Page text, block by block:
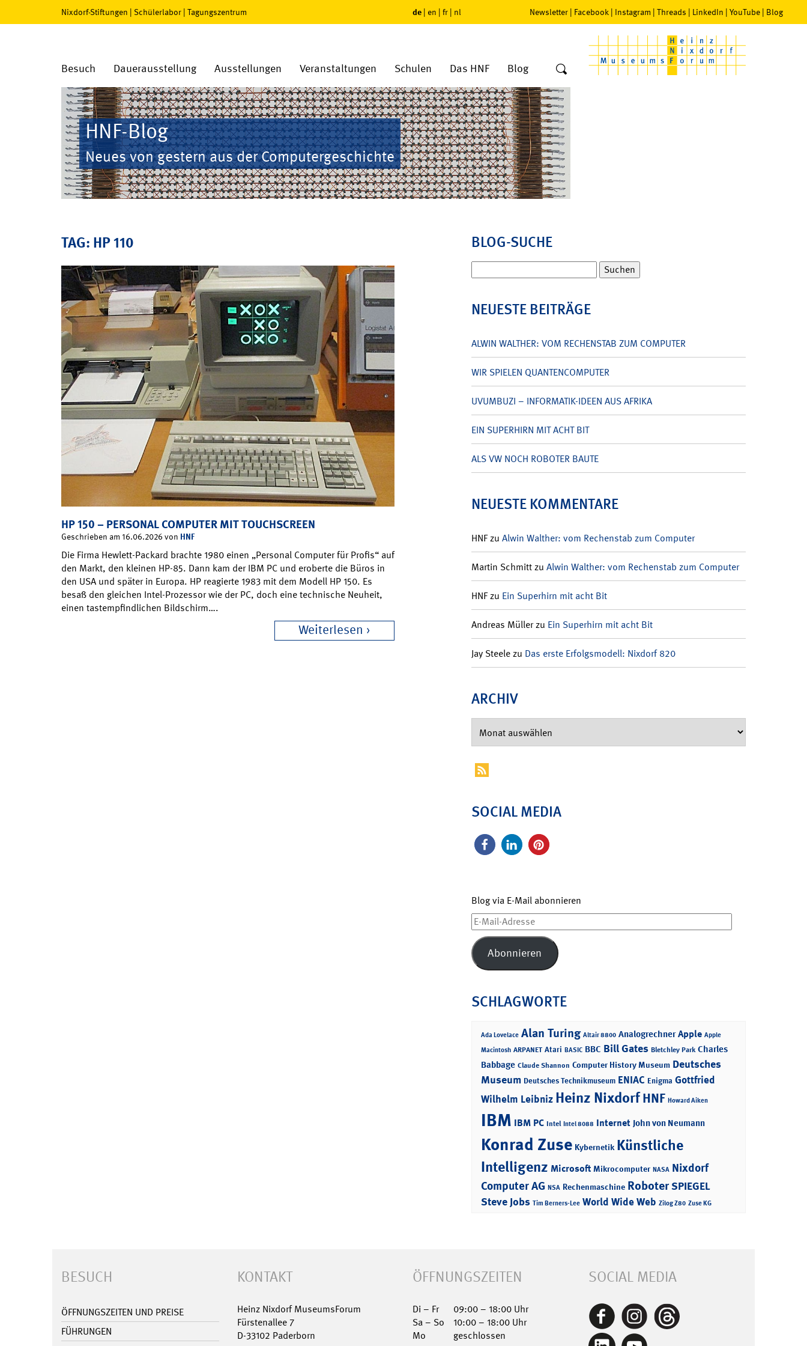
Nixdorf-Stiftungen | Schülerlabor | Tagungszentrum de | en | fr | nl Newsletter | Facebook | Instagram | Threads | LinkedIn | YouTube | Blog
Besuch Dauerausstellung Ausstellungen Veranstaltungen Schulen Das HNF Blog
HNF-Blog
Neues von gestern aus der Computergeschichte
TAG: HP 110
HP 150 – PERSONAL COMPUTER MIT TOUCHSCREEN
Geschrieben am 16.06.2026 von HNF
Die Firma Hewlett-Packard brachte 1980 einen „Personal Computer für Profis“ auf
den Markt, den kleinen HP-85. Dann kam der IBM PC und eroberte die Büros in
den USA und später in Europa. HP reagierte 1983 mit dem Modell HP 150. Es
besaß den gleichen Intel-Prozessor wie der PC, doch eine technische Neuheit,
einen tastempfindlichen Bildschirm….
Weiterlesen
BLOG-SUCHE
nach:
NEUESTE BEITRÄGE
ALWIN WALTHER: VOM RECHENSTAB ZUM COMPUTER
WIR SPIELEN QUANTENCOMPUTER
UVUMBUZI – INFORMATIK-IDEEN AUS AFRIKA
EIN SUPERHIRN MIT ACHT BIT
ALS VW NOCH ROBOTER BAUTE
NEUESTE KOMMENTARE
HNFzu Alwin Walther: vom Rechenstab zum Computer
Martin Schmittzu Alwin Walther: vom Rechenstab zum Computer
HNFzu Ein Superhirn mit acht Bit
Andreas Müllerzu Ein Superhirn mit acht Bit
Jay Steelezu Das erste Erfolgsmodell: Nixdorf 820
ARCHIV
SOCIAL MEDIA
Blog via E-Mail abonnieren
E-
Mail-
Adresse
Abonnieren
SCHLAGWORTE
Ada Lovelace Alan Turing Altair 8800 Analogrechner Apple Apple
Macintosh ARPANET Atari BASIC BBC Bill Gates Bletchley Park Charles
Babbage Claude Shannon Computer History Museum Deutsches
Museum Deutsches Technikmuseum ENIAC Enigma Gottfried
Wilhelm Leibniz Heinz NixdorfHNF Howard Aiken
IBM IBM PC Intel Intel 8088 Internet John von Neumann
Konrad Zuse Kybernetik Künstliche
Intelligenz Microsoft Mikrocomputer NASA Nixdorf
Computer AG NSA Rechenmaschine RoboterSPIEGEL
Steve Jobs Tim Berners-Lee World Wide Web Zilog Z80 Zuse KG
BESUCH
ÖFFNUNGSZEITEN UND PREISE
FÜHRUNGEN
KONTAKT
Heinz Nixdorf MuseumsForum
Fürstenallee 7
D-33102 Paderborn
ÖFFNUNGSZEITEN
Di – Fr
09:00 – 18:00 Uhr
Sa – So
10:00 – 18:00 Uhr
Mo
geschlossen
SOCIAL MEDIA